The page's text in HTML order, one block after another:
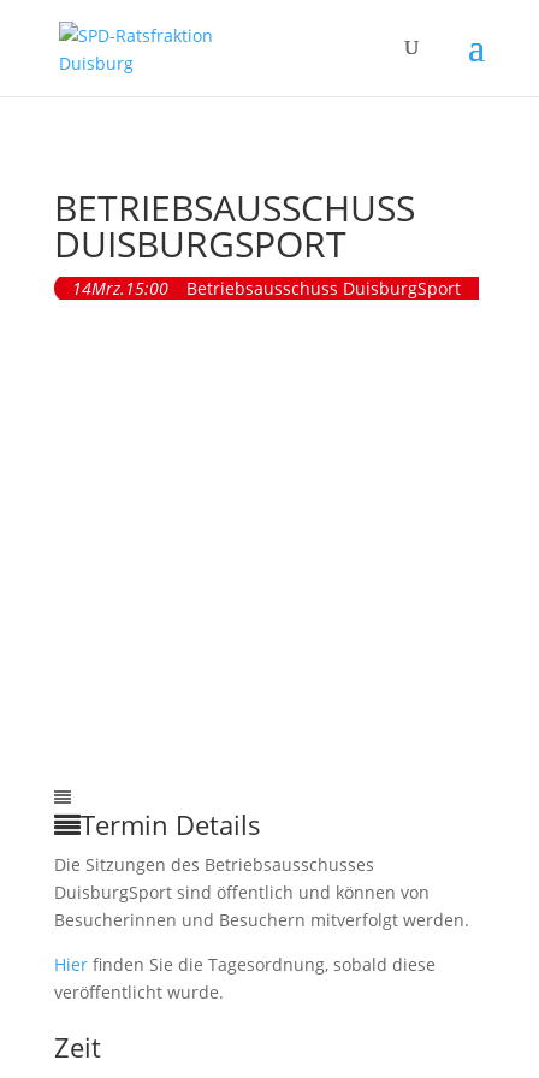
BETRIEBSAUSSCHUSS
DUISBURGSPORT
14Mrz. 15:00 Betriebsausschuss DuisburgSport
Termin Details
Die Sitzungen des Betriebsausschusses
DuisburgSport sind öffentlich und können von
Besucherinnen und Besuchern mitverfolgt werden.
Hierfinden Sie die Tagesordnung, sobald diese
veröffentlicht wurde.
Zeit